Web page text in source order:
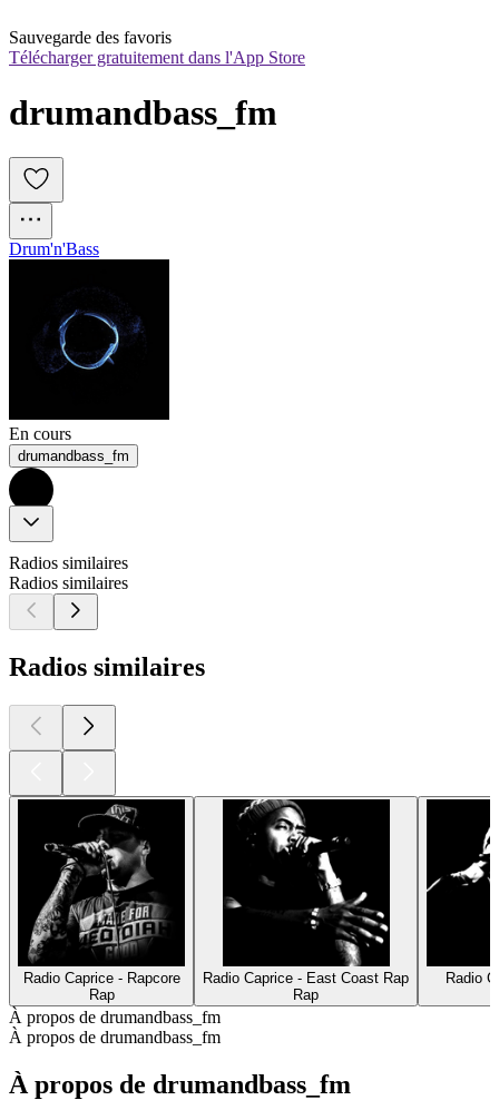
Sauvegarde des favoris
Télécharger gratuitement dans l'App Store
drumandbass_fm
Drum'n'Bass
En cours
drumandbass_fm
Radios similaires
Radios similaires
Radios similaires
Radio Caprice - Rapcore
Rap
Radio Caprice - East Coast Rap
Rap
Radio
À propos de drumandbass_fm
À propos de drumandbass_fm
À propos de drumandbass_fm